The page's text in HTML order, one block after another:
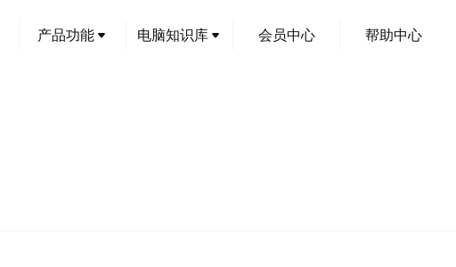
产品功能 电脑知识库 会员中心 帮助中心